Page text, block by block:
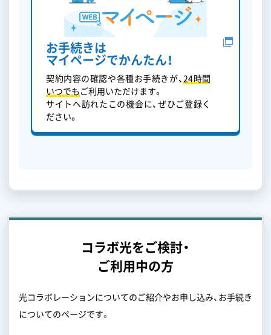
お手続きは
マイページでかんたん！
契約内容の確認や各種お手続きが、24時間
いつでも ご利用いただけます。
サイトへ訪れたこの機会に、ぜひご登録く
ださい。
コラボ光をご検討・
ご利用中の方
光コラボレーションについてのご紹介やお申し込み、お手続き
についてのページです。